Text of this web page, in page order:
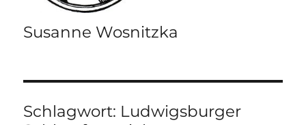
Susanne Wosnitzka
Schlagwort: Ludwigsburger